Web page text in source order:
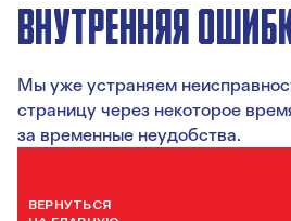
ВНУТРЕННЯЯ
Мы уже устраняем
страницу через некоторое
за временные неудобства.
ВЕРНУТЬСЯ